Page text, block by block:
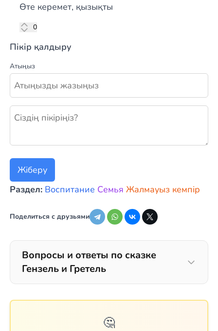
Өте керемет, қызықты
0
лүпіл
Пікір қалдыру
Атыңыз
Жаңа пікір қалдыру
Жіберу
Раздел: Воспитание Семья Жалмауыз кемпір
Поделиться с друзьями
Вопросы и ответы по сказке
Гензель и Гретель
🤔